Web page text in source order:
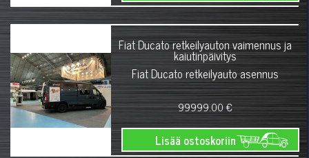
Fiat Ducato retkeilyauton vaimennus ja
kaiutinpäivitys
Fiat Ducato retkeilyauto asennus
99999.00 €
Lisää ostoskoriin